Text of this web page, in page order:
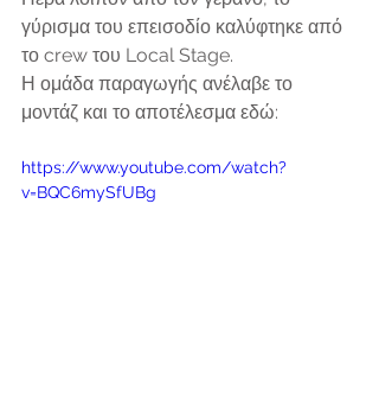
γύρισμα του επεισοδίο καλύφτηκε από
το crew του Local Stage.
Η ομάδα παραγωγής ανέλαβε το
μοντάζ και το αποτέλεσμα εδώ:
https://www.youtube.com/watch?
v=BQC6mySfUBg